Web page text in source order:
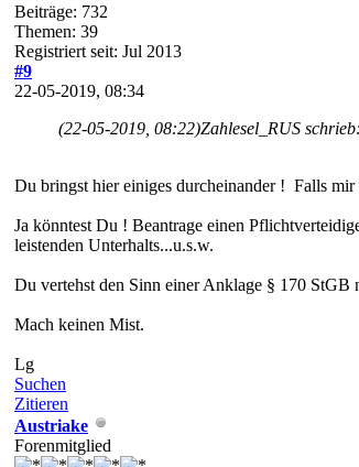
Beiträge: 732
Themen: 39
Registriert seit: Jul 2013
#9
22-05-2019, 08:34
(22-05-2019, 08:22)Zahlesel_RUS schrieb:
Du bringst hier einiges durcheinander ! Falls mir
Ja könntest Du ! Beantrage einen
leistenden Unterhalts...u.s.w.
Du vertehst den Sinn einer Anklage § 170
Mach keinen Mist.
Lg
Suchen
Zitieren
Austriake
Forenmitglied